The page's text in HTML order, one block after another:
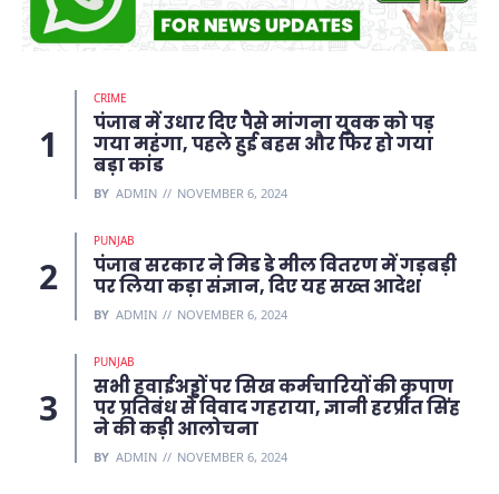
CRIME
पंजाब में उधार दिए पैसे मांगना युवक को पड़
गया महंगा, पहले हुई बहस और फिर हो गया
बड़ा कांड
BY ADMIN NOVEMBER 6, 2024
PUNJAB
पंजाब सरकार ने मिड डे मील वितरण में गड़बड़ी
पर लिया कड़ा संज्ञान, दिए यह सख्त आदेश
BY ADMIN NOVEMBER 6, 2024
PUNJAB
सभी हवाईअड्डों पर सिख कर्मचारियों की कृपाण
पर प्रतिबंध से विवाद गहराया, ज्ञानी हरप्रीत सिंह
ने की कड़ी आलोचना
BY ADMIN NOVEMBER 6, 2024